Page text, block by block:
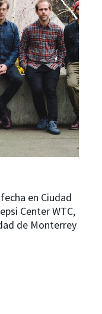
en Ciudad
Center WTC,
de Monterrey